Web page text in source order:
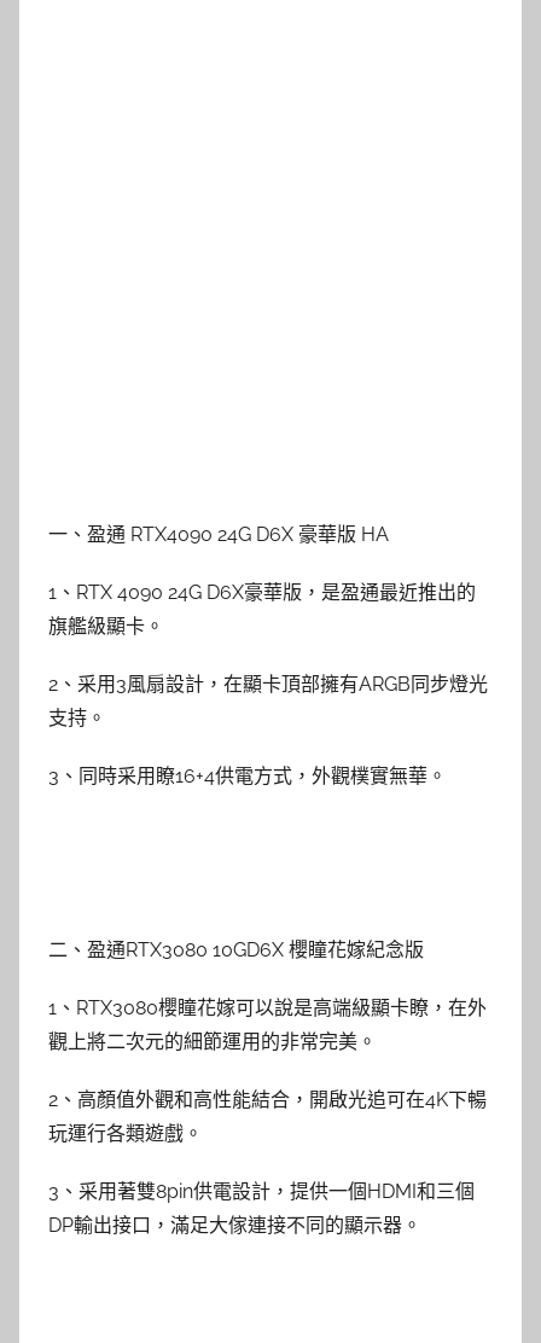
一、盈通 RTX4090 24G D6X 豪華版 HA
1、RTX 4090 24G D6X豪華版，是盈通最近推出的
旗艦級顯卡。
2、采用3風扇設計，在顯卡頂部擁有ARGB同步燈光
支持。
3、同時采用瞭16+4供電方式，外觀樸實無華。
二、盈通RTX3080 10GD6X 櫻瞳花嫁紀念版
1、RTX3080櫻瞳花嫁可以說是高端級顯卡瞭，在外
觀上將二次元的細節運用的非常完美。
2、高顏值外觀和高性能結合，開啟光追可在4K下暢
玩運行各類遊戲。
3、采用著雙8pin供電設計，提供一個HDMI和三個
DP輸出接口，滿足大傢連接不同的顯示器。